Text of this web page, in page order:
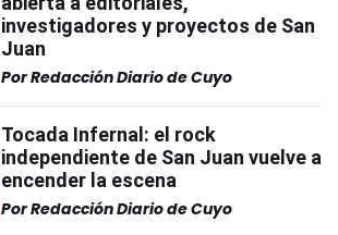
investigadores y proyectos de San
Juan
PorRedacción Diario de Cuyo
Tocada Infernal: el rock
independiente de San Juan vuelve a
encender la escena
PorRedacción Diario de Cuyo